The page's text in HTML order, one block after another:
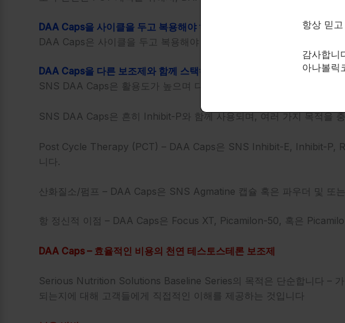
DAA Caps을 사이클을 두고 복용해야 하나요?
DAA Caps은 사이클을 두고 복용해야 합니다. 4주간의 휴식을 두고 복
DAA Caps을 다른 보조제와 함께 스택해도 되나요?
SNS DAA Caps은 활용도가 높으며 다양한 다른 SNS 상품들과 함께 향
SNS DAA Caps은 흔히 Inhibit-P와 함께 사용되며, 여러 가지 목적을
Post Cycle Therapy (PCT) – DAA Caps은 SNS Inhibit-E, Inhibit-P,
니다.
산화질소/펌프 – DAA Caps은 SNS Agmatine 캡슐 혹은 파우더 및 또
항 정신적 이점 – DAA Caps은 Focus XT, Picamilon-50, 혹은
DAA Caps – 효율적인 비용의 천연 테스토스테론 보조제
Serious Nutrition Solutions Baseline Series의 목적은 단순합니다 –
되는지에 대해 고객들에게 직접적인
이해를 제공하는 것입니다
항상 믿
감사합니
아나볼릭